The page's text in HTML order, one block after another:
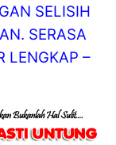
SELISIH
SERASA
LENGKAP –